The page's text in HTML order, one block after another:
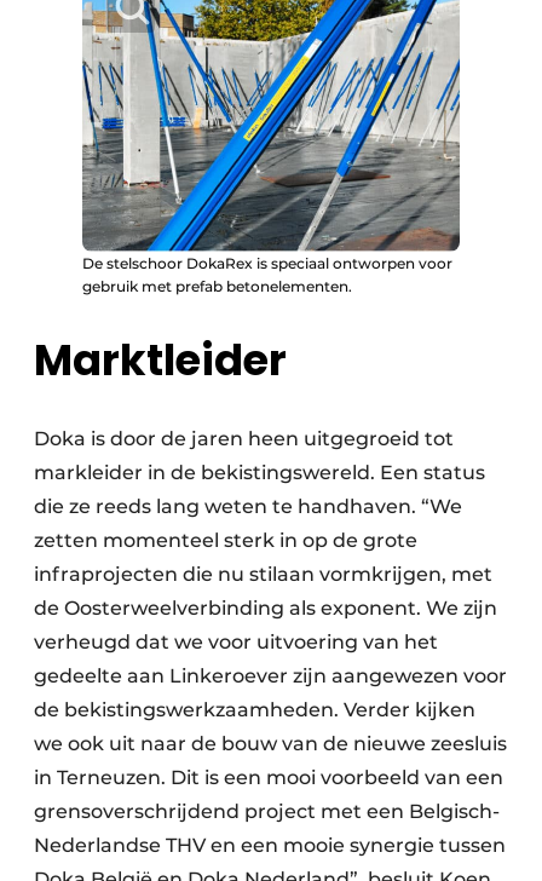
De stelschoor DokaRex is speciaal ont­worpen voor
gebruik met prefab betonele­menten.
Marktleider
Doka is door de jaren heen uitgegroeid tot
markleider in de bekistingswereld. Een status
die ze reeds lang weten te handhaven. “We
zetten momenteel sterk in op de grote
infraprojecten die nu stilaan vormkrijgen, met
de Oosterweelverbinding als exponent. We zijn
verheugd dat we voor uitvoering van het
gedeelte aan Linkeroever zijn aangewezen voor
de bekistingswerkzaamheden. Verder kijken
we ook uit naar de bouw van de nieuwe zeesluis
in Terneuzen. Dit is een mooi voorbeeld van een
grensoverschrijdend project met een Belgisch-
Nederlandse THV en een mooie synergie tussen